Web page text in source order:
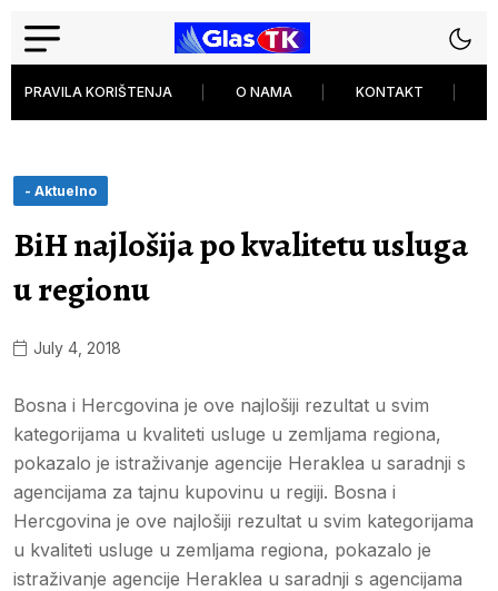
PRAVILA KORIŠTENJA O NAMA KONTAKT
- Aktuelno
BiH najlošija po kvalitetu usluga
u regionu
July 4, 2018
Bosna i Hercgovina je ove najlošiji rezultat u svim
kategorijama u kvaliteti usluge u zemljama regiona,
pokazalo je istraživanje agencije Heraklea u saradnji s
agencijama za tajnu kupovinu u regiji. Bosna i
Hercgovina je ove najlošiji rezultat u svim kategorijama
u kvaliteti usluge u zemljama regiona, pokazalo je
istraživanje agencije Heraklea u saradnji s agencijama